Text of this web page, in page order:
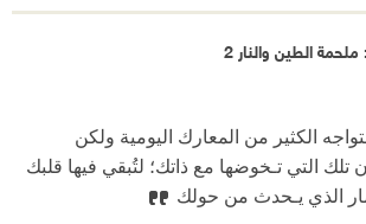
الطين والنار 2
الكثير من المعارك اليومية ولكن
التي تـخوضها مع ذاتك؛ لتُبقي فيها قلبك
الذي يـحدث من حولك